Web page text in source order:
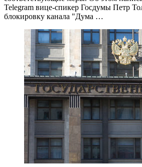
Telegram вице-спикер Госдумы Петр
блокировку канала "Дума …